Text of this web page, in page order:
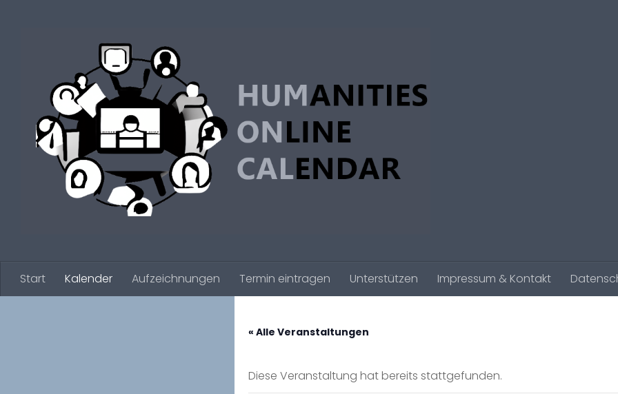
Start Kalender Aufzeichnungen Termin eintragen Unterstützen Impressum & Kontakt
« Alle Veranstaltungen
Diese Veranstaltung hat bereits stattgefunden.